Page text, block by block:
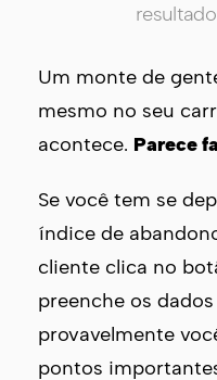
Um monte de
mesmo no seu
acontece. Parece
Se você tem se
índice de
cliente clica no
preenche os
provavelmente
pontos